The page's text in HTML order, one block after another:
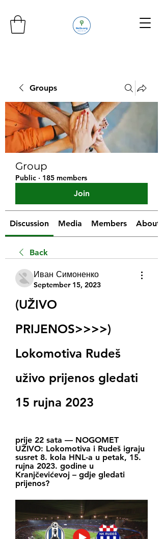
Groups
Group
Public · 185 members
Join
Discussion Media Members About
Back
Иван Симоненко
September 15, 2023
(UŽIVO
PRIJENOS>>>>)
Lokomotiva Rudeš
uživo prijenos gledati
15 rujna 2023
prije 22 sata — NOGOMET
UŽIVO: Lokomotiva i Rudeš igraju
susret 8. kola HNL-a u petak, 15.
rujna 2023. godine u
Kranjčevićevoj – gdje gledati
prijenos?